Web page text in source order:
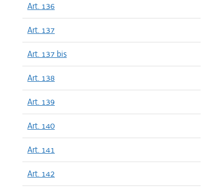
Art. 136
Art. 137
Art. 137 bis
Art. 138
Art. 139
Art. 140
Art. 141
Art. 142